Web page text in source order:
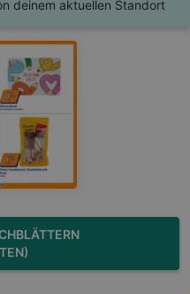
deinem aktuellen Standort